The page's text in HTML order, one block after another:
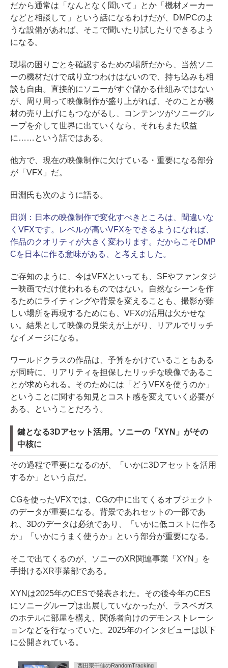
だから通常は「なんとなく聞いて」とか「機材メーカー
などと相談して」という話になるわけだが、DMPCのよ
うな設備があれば、そこで聞いたり試したりできるよう
になる。
現場の困りごとを確認するための場所だから、当然ソニ
ーの機材だけで成り立つわけはないので、持ち込みも相
談も自由。直接的にソニーがすぐ儲かる仕組みではない
が、周り周って映像制作が盛り上がれば、そのことが機
材の売り上げにもつながるし、コンテンツがソニーグル
ープを介して世界に出ていくなら、それもまた収益
に……という話ではある。
他方で、現在の映像制作に欠けている・重要になる部分
が「VFX」だ。
田淵氏も次のように語る。
田渕： 日本の映像制作で変化すべきところは、間違いな
くVFXです。レベルが高いVFXをできるようになれば、
作品のクオリティが大きく変わります。だからこそDMP
Cを日本に作る意味がある、と考えました。
ご存知のように、今はVFXといっても、SFやファンタジ
ー映画でだけ使われるものではない。自然なシーンを作
るためにライティングや背景を変えることも、撮影が難
しい場所を再現するためにも、VFXの活用は欠かせな
い。結果として映像の見栄えが上がり、リアルでリッチ
なイメージになる。
ワールドクラスの作品は、予算をかけていることもある
が同時に、リアリティを担保したリッチな映像であるこ
とが求められる。そのためには「どうVFXを使うのか」
ということに関する知見とコスト感を変えていく必要が
ある、ということだろう。
鍵となる3Dアセット活用。ソニーの「XYN」がその
中核に
その過程で重要になるのが、「いかに3Dアセットを活用
するか」という点だ。
CGを使ったVFXでは、CGの中に出てくるオブジェクト
のデータが重要になる。背景であれセットの一部であ
れ、3Dのデータは必須であり、「いかに低コストに作る
か」「いかにうまく使うか」という部分が重要になる。
そこで出てくるのが、ソニーのXR関連事業「XYN」を
手掛けるXR事業部である。
XYNは2025年のCESで発表された。その後今年のCES
にソニーグループは出展していなかったが、ラスベガス
のホテルに部屋を構え、関係者向けのデモンストレーシ
ョンなどを行なっていた。2025年のインタビューは以下
に公開されている。
西田宗千佳のRandomTracking